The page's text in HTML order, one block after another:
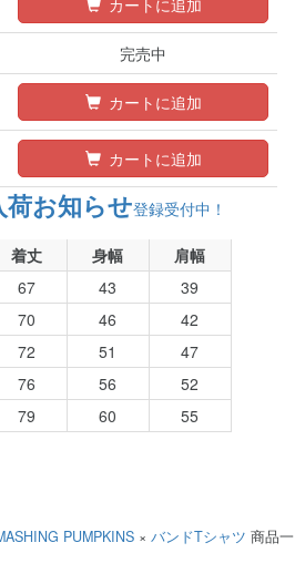
カートに追加
完売中
カートに追加
カートに追加
荷お知らせ登録受付中！
着丈 身幅
肩幅
67 43
39
70 46
42
72 51
47
76 56
52
79 60 55
PUMPKINS × バンドTシャツ 商品一